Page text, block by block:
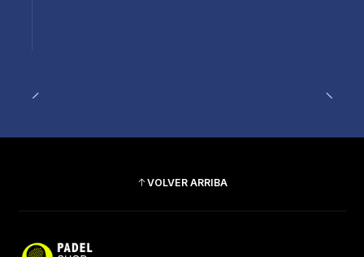
VOLVER ARRIBA